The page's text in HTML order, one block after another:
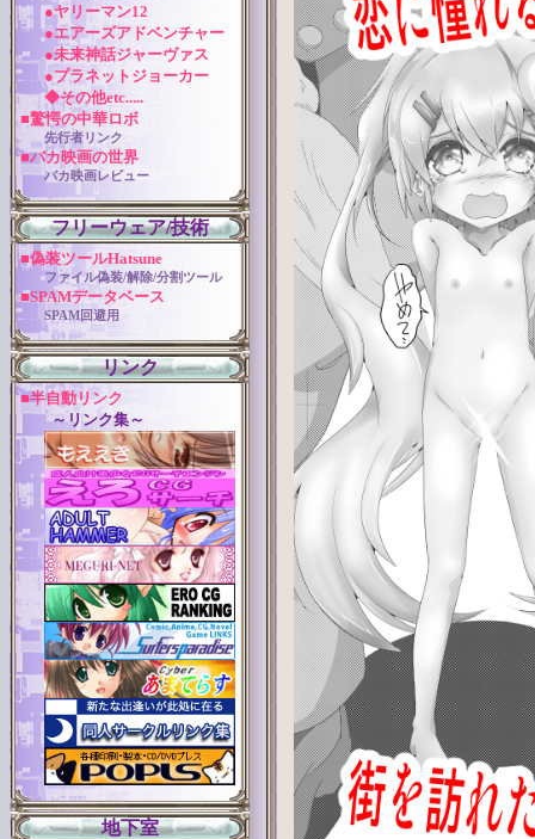
●ヤリーマン12
●エアーズアドベンチャー
●未来神話ジャーヴァス
●プラネットジョーカー
◆その他etc.....
■驚愕の中華ロボ
先行者リンク
■バカ映画の世界
バカ映画レビュー
フリーウェア/技術
■偽装ツールHatsune
ファイル偽装/解除/分割ツール
■SPAMデータベース
SPAM回避用
リンク
■半自動リンク
～リンク集～
地下室